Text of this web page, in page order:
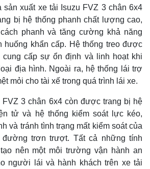
sản xuất xe tải Isuzu FVZ 3 chân 6x4
bị hệ thống phanh chất lượng cao,
phanh và tăng cường khả năng
huống khẩn cấp. Hệ thống treo được
cung cấp sự ổn định và linh hoạt khi
địa hình. Ngoài ra, hệ thống lái trợ
mỏi cho tài xế trong quá trình lái xe.
FVZ 3 chân 6x4 còn được trang bị hệ
tử và hệ thống kiểm soát lực kéo,
và tránh tình trạng mất kiểm soát của
trơn trượt. Tất cả những tính
nên một môi trường vận hành an
người lái và hành khách trên xe tải